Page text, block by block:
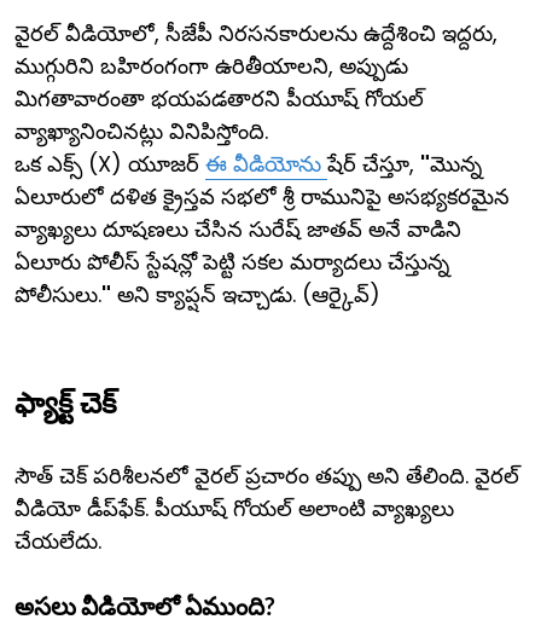
వైరల్ వీడియోలో, సీజేపీ నిరసనకారులను ఉద్దేశించి ఇద్దరు,
ముగ్గురిని బహిరంగంగా ఉరితీయాలని, అప్పుడు
మిగతావారంతా భయపడతారని పీయూష్ గోయల్
వ్యాఖ్యానించినట్లు వినిపిస్తోంది.
ఒక ఎక్స్‌ (X) యూజర్ ఈ వీడియోనుషేర్ చేస్తూ, "మొన్న
ఏలూరులో దళిత క్రైస్తవ సభలో శ్రీ రామునిపై అసభ్యకరమైన
వ్యాఖ్యలు దూషణలు చేసిన సురేష్ జాతవ్ అనే వాడిని
ఏలూరు పోలీస్ స్టేషన్లో పెట్టి సకల మర్యాదలు చేస్తున్న
పోలీసులు." అని క్యాప్షన్ ఇచ్చాడు. (ఆర్కైవ్)
ఫ్యాక్ట్ చెక్
సౌత్ చెక్ పరిశీలనలో వైరల్ ప్రచారం తప్పు అని తేలింది. వైరల్
వీడియో డీప్‌ఫేక్. పీయూష్ గోయల్ అలాంటి వ్యాఖ్యలు
చేయలేదు.
అసలు వీడియోలో ఏముంది?